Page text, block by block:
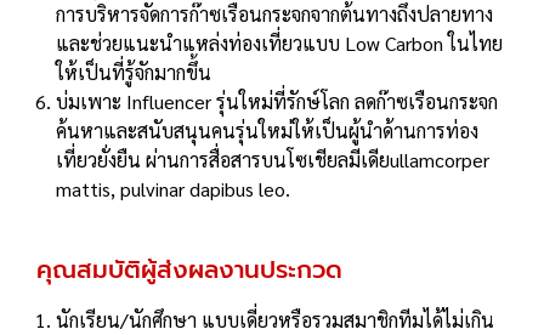
การบริหารจัดการก๊าซเรือนกระจกจากต้นทางถึงปลายทาง
และช่วยแนะนำแหล่งท่องเที่ยวแบบ Low Carbon ในไทย
ให้เป็นที่รู้จักมากขึ้น
บ่มเพาะ Influencer รุ่นใหม่ที่รักษ์โลก ลดก๊าซเรือนกระจก
ค้นหาและสนับสนุนคนรุ่นใหม่ให้เป็นผู้นำด้านการท่อง
เที่ยวยั่งยืน ผ่านการสื่อสารบนโซเชียลมีเดียullamcorper
mattis, pulvinar dapibus leo.
คุณสมบัติผู้ส่งผลงานประกวด
นักเรียน/นักศึกษา แบบเดี่ยวหรือรวมสมาชิกทีมได้ไม่เกิน